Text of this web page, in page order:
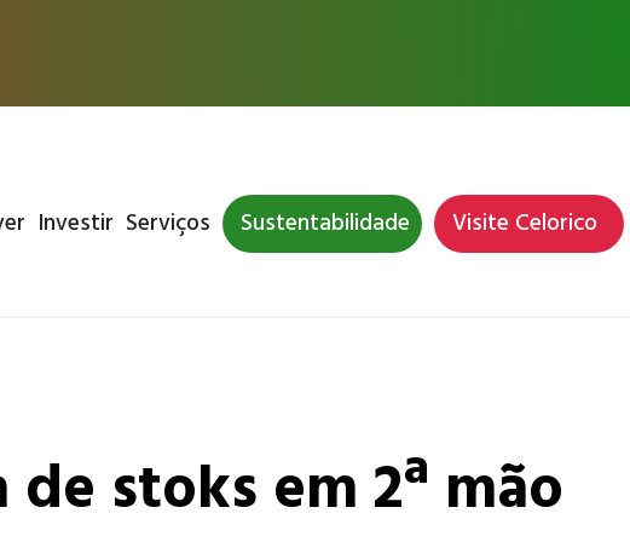
Investir Serviços Sustentabilidade Visite Celorico
stoks em 2ª mão